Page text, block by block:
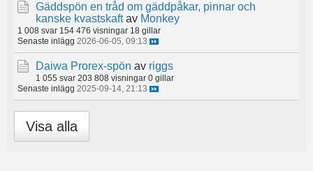
Gäddspön en tråd om gäddpåkar, pinnar och
kanske kvastskaft av Monkey
1 008 svar 154 476 visningar 18 gillar
Senaste inlägg 2026-06-05, 09:13
Daiwa Prorex-spön av riggs
1 055 svar 203 808 visningar 0 gillar
Senaste inlägg 2025-09-14, 21:13
Visa alla